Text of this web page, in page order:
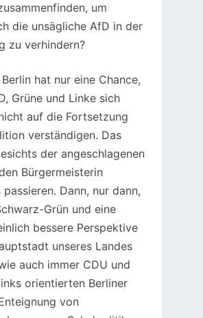
um
die unsägliche AfD in der
zu verhindern?
hat nur eine Chance,
Grüne und Linke sich
auf die Fortsetzung
verständigen. Das
der angeschlagenen
Bürgermeisterin
Dann, nur dann,
Grün und eine
bessere Perspektive
unseres Landes
auch immer CDU und
orientierten Berliner
von